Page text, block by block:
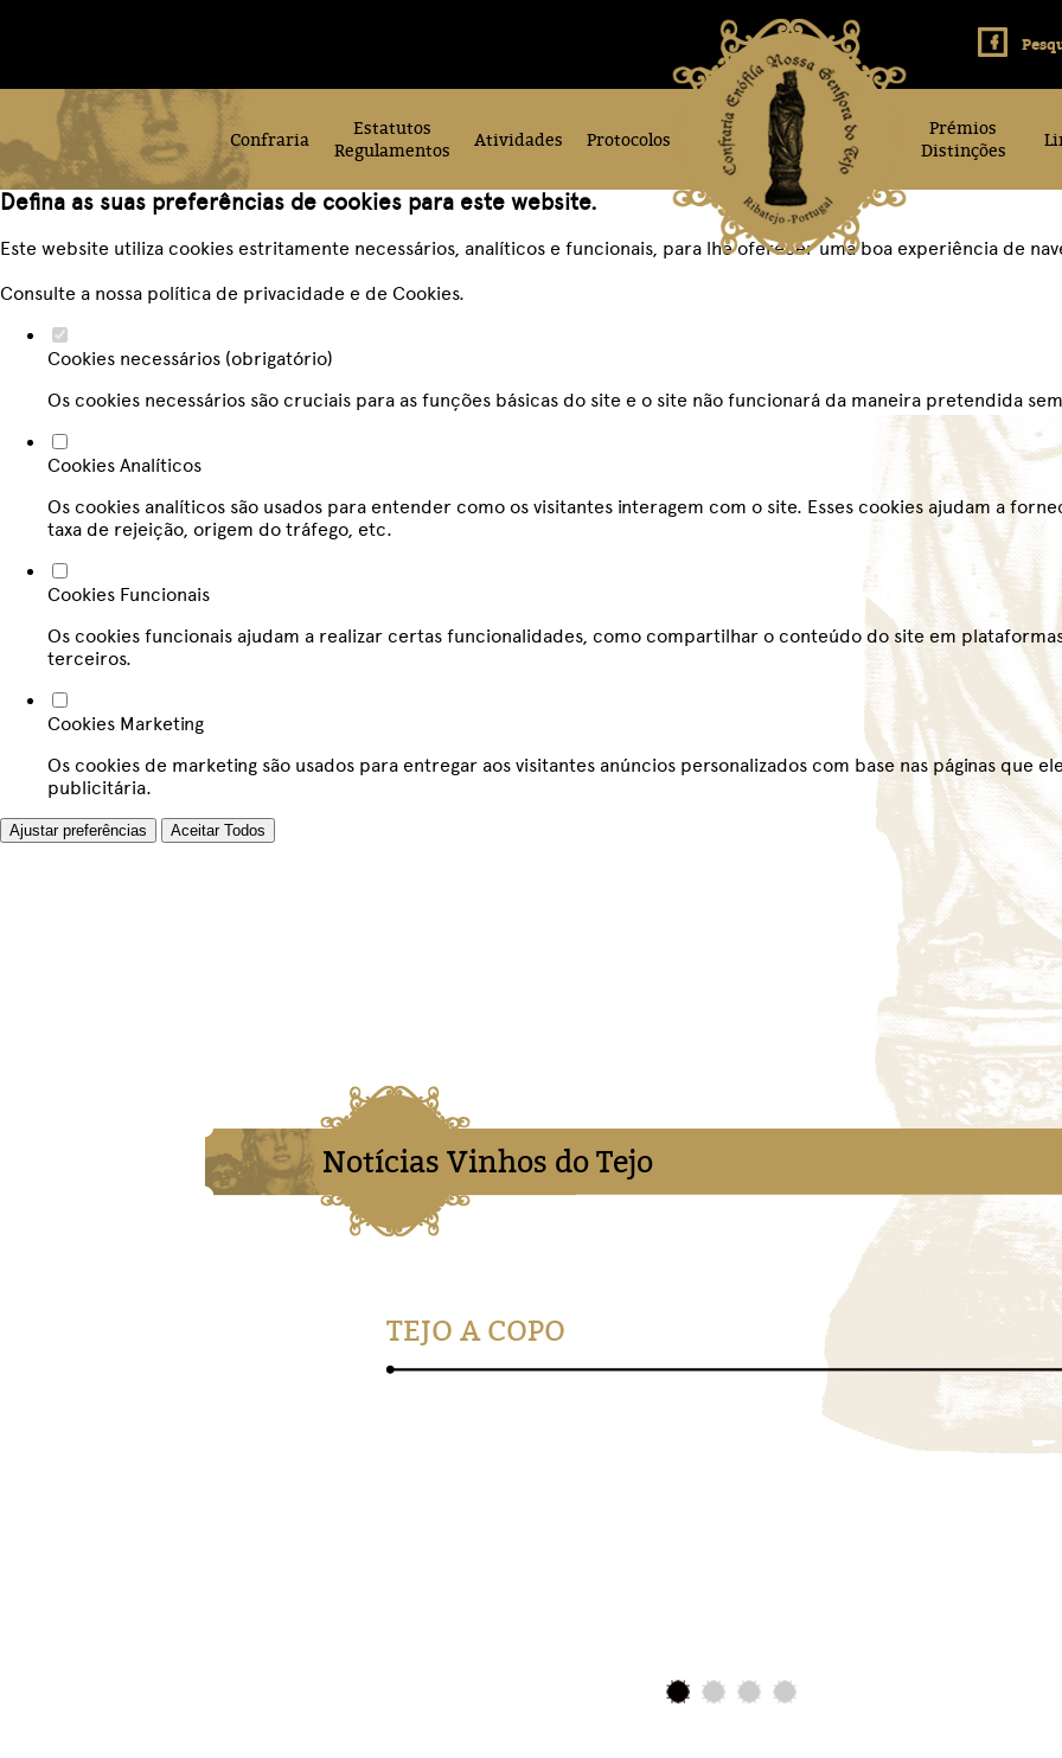
Defina as suas preferências de cookies para este website.
Este website utiliza cookies estritamente necessários, analíticos e funcionais, para lhe oferecer uma boa experiência de
Consulte a nossa política de privacidade e de Cookies.
Cookies necessários (obrigatório)
Os cookies necessários são cruciais para as funções básicas do site e o site não funcionará da maneira pretendida
Cookies Analíticos
Os cookies analíticos são usados para entender como os visitantes interagem com o site. Esses cookies ajudam a
taxa de rejeição, origem do tráfego, etc.
Cookies Funcionais
Os cookies funcionais ajudam a realizar certas funcionalidades, como compartilhar o conteúdo do site em
terceiros.
Cookies Marketing
Os cookies de marketing são usados para entregar aos visitantes anúncios personalizados com base nas páginas que
publicitária.
Ajustar preferências Aceitar Todos
Confraria
Estatutos
Regulamentos
Atividades Protocolos
Prémios
Distinções
Notícias Vinhos do Tejo
TEJO A COPO